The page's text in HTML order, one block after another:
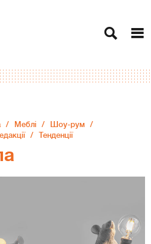
Меблі
Шоу-рум
Тенденції